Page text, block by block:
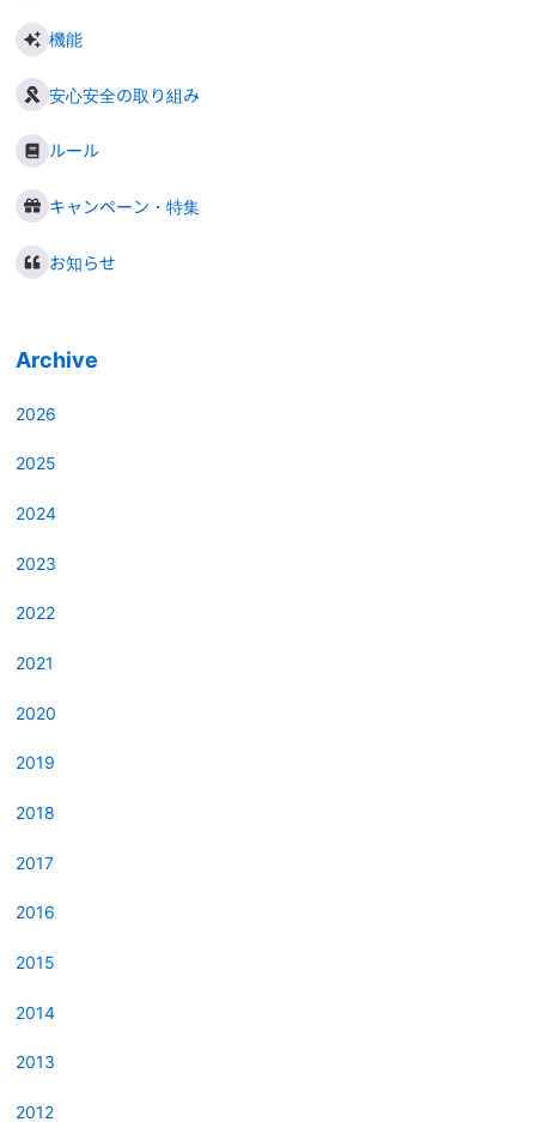
機能
安心安全の取り組み
ルール
キャンペーン・特集
お知らせ
Archive
2026
2025
2024
2023
2022
2021
2020
2019
2018
2017
2016
2015
2014
2013
2012